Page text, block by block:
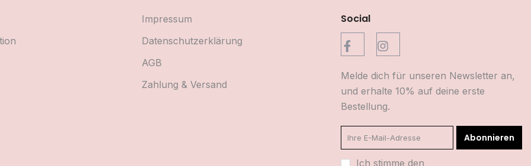
Impressum
Datenschutzerklärung
AGB
Zahlung & Versand
Social
Melde dich für unseren Newsletter an,
und erhalte 10% auf deine erste
Bestellung.
Abonnieren
Ich stimme den